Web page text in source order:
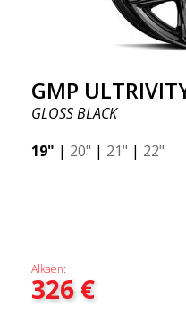
GMP
GLOSS BLACK
19" | 20" | 21" | 22"
Alkaen:
326€